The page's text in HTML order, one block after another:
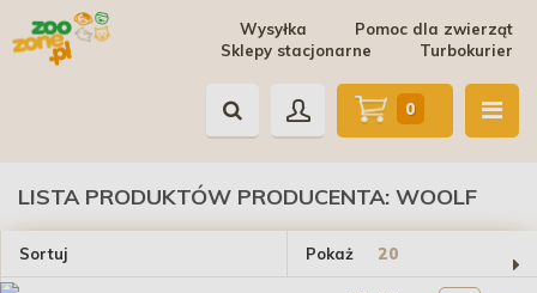
Pomoc dla zwierząt
Wysyłka
Turbokurier
Sklepy stacjonarne
0
LISTA PRODUKTÓW PRODUCENTA: WOOLF
Sortuj Pokaż